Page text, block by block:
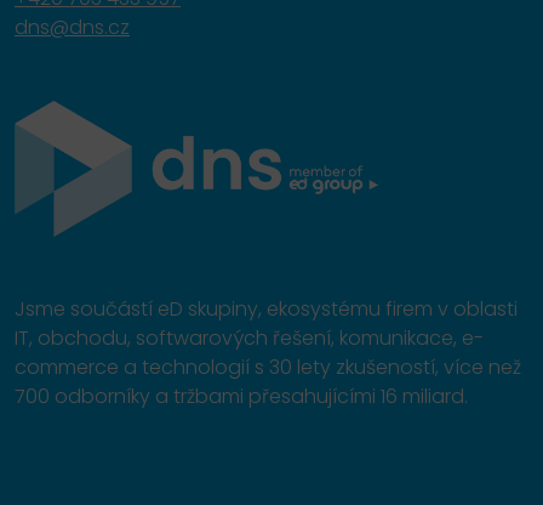
dns@dns.cz
Jsme součástí eD skupiny, ekosystému firem v oblasti
IT, obchodu, softwarových řešení, komunikace, e-
commerce a technologií s 30 lety zkušeností, více než
700 odborníky a tržbami přesahujícími 16 miliard.